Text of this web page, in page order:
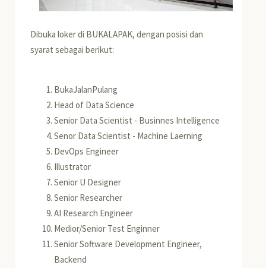
Dibuka loker di BUKALAPAK, dengan posisi dan
syarat sebagai berikut:
BukaJalanPulang
Head of Data Science
Senior Data Scientist - Businnes Intelligence
Senor Data Scientist - Machine Laerning
DevOps Engineer
Illustrator
Senior U Designer
Senior Researcher
AI Research Engineer
Medior/Senior Test Enginner
Senior Software Development Engineer,
Backend